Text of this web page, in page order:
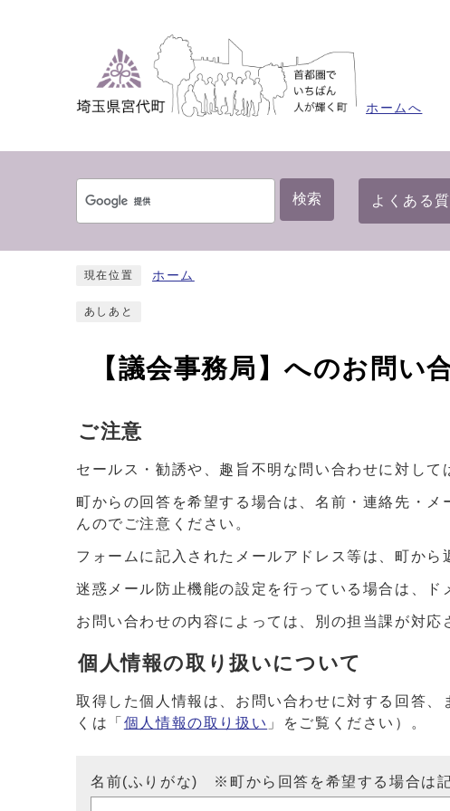
ホームへ
検索 よくある
現在位置 ホーム
あしあと
【議会事務局】へのお問い
ご注意
セールス・勧誘や、趣旨不明な問い合わせに対して
町からの回答を希望する場合は、名前・連絡先・
んのでご注意ください。
フォームに記入されたメールアドレス等は、町から
迷惑メール防止機能の設定を行っている場合は、
お問い合わせの内容によっては、別の担当課が対応
個人情報の取り扱いについて
取得した個人情報は、お問い合わせに対する回答
くは「 個人情報の取り扱い 」をご覧ください）。
名前(ふりがな) ※町から回答を希望する場合は